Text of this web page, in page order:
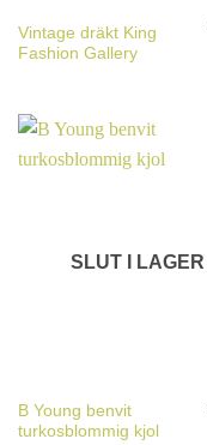
Vintage dräkt King
Fashion Gallery
SLUT I LAGER
B Young benvit
turkosblommig kjol